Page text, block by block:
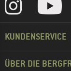
KUNDENSERVICE
ÜBER DIE